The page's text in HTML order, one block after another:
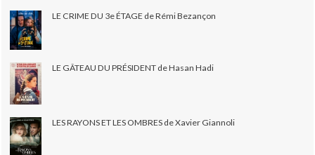
LE CRIME DU 3e ÉTAGE de Rémi Bezançon
LE GÂTEAU DU PRÉSIDENT de Hasan Hadi
LES RAYONS ET LES OMBRES de Xavier Giannoli